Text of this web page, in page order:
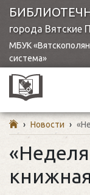
города Вятские
МБУК
система»
› Новости ›